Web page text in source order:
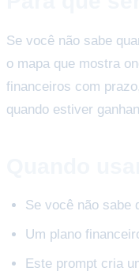
Se você não sabe
o mapa que mostra
financeiros com
quando estiver
Se você não sabe
Um plano
Este prompt cria